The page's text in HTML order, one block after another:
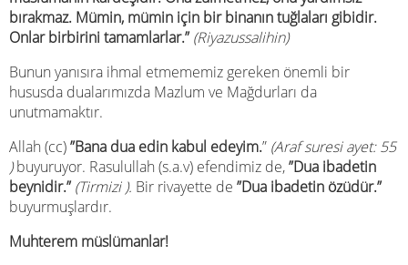
bırakmaz. Mümin, mümin için bir binanın tuğlaları gibidir.
Onlar birbirini tamamlarlar.” (Riyazussalihin)
Bunun yanısıra ihmal etmememiz gereken önemli bir
hususda dualarımızda Mazlum ve Mağdurları da
unutmamaktır.
Allah (cc)”Bana dua edin kabul edeyim.” (Araf suresi ayet: 55
)buyuruyor. Rasulullah (s.a.v) efendimiz de,”Dua ibadetin
beynidir.” (Tirmizi). Bir rivayette de ”Dua ibadetin özüdür.”
buyurmuşlardır.
Muhterem müslümanlar!